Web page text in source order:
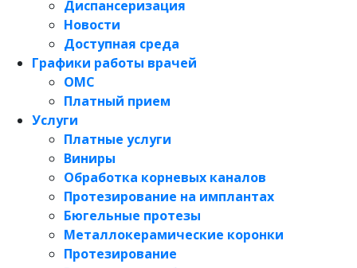
Диспансеризация
Новости
Доступная среда
Графики работы врачей
ОМС
Платный прием
Услуги
Платные услуги
Виниры
Обработка корневых каналов
Протезирование на имплантах
Бюгельные протезы
Металлокерамические коронки
Протезирование